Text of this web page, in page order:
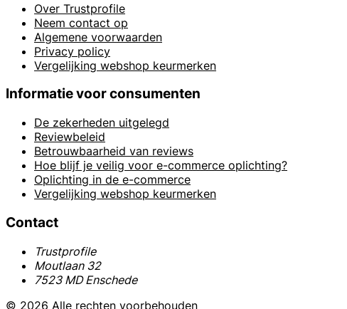
Over Trustprofile
Neem contact op
Algemene voorwaarden
Privacy policy
Vergelijking webshop keurmerken
Informatie voor consumenten
De zekerheden uitgelegd
Reviewbeleid
Betrouwbaarheid van reviews
Hoe blijf je veilig voor e-commerce oplichting?
Oplichting in de e-commerce
Vergelijking webshop keurmerken
Contact
Trustprofile
Moutlaan 32
7523 MD Enschede
© 2026 Alle rechten voorbehouden